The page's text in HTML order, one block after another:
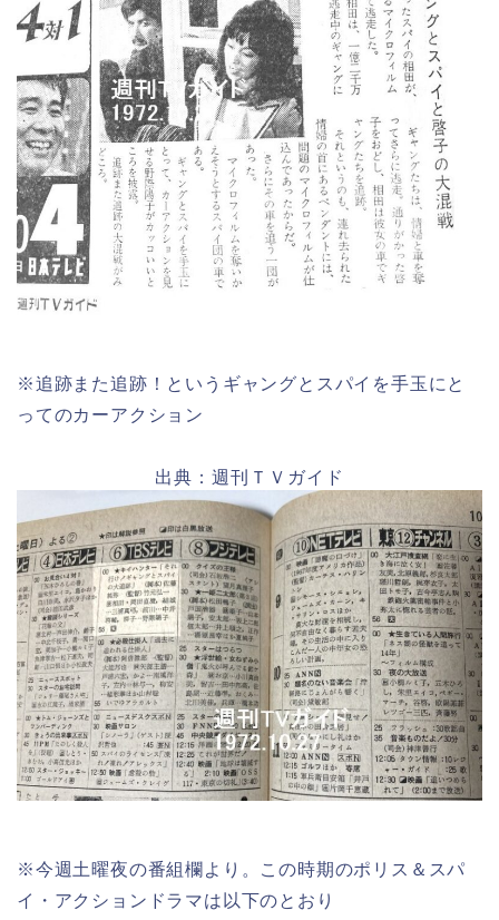
※追跡また追跡！というギャングとスパイを手玉にと
ってのカーアクション
出典：週刊ＴＶガイド
※今週土曜夜の番組欄より。この時期のポリス＆スパ
イ・アクションドラマは以下のとおり